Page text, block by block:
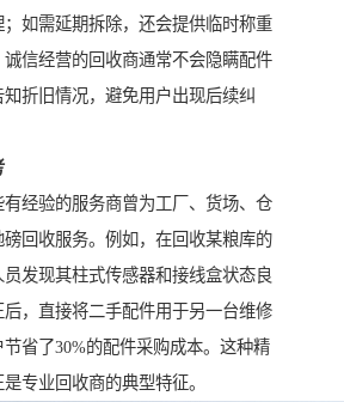
如需延期拆除，还会提供临时称重
信经营的回收商通常不会隐瞒配件
折旧情况，避免用户出现后续纠
经验的服务商曾为工厂、货场、仓
回收服务。例如，在回收某粮库的
员发现其柱式传感器和接线盒状态良
，直接将二手配件用于另一台维修
省了30%的配件采购成本。这种精
专业回收商的典型特征。